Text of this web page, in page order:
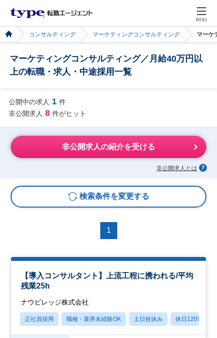
MENU
コンサルティング マーケティングコンサルティング マーケ
マーケティングコンサルティング／月給40万円以
上の転職・求人・中途採用一覧
公開中の求人 1 件
非公開求人 8 件がヒット
非公開求人の紹介を受ける
非公開求人とは
検索条件を変更する
1
【導入コンサルタント】上流工程に携われる/平均
残業25h
ナウビレッジ株式会社
正社員採用 職種・業界未経験OK 土日祝休み 休日120日以上